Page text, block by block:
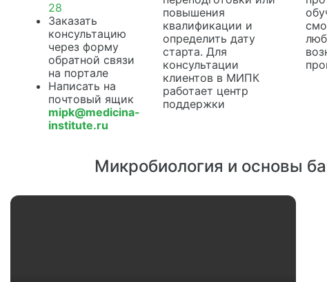
28
Заказать
консультацию
через форму
обратной связи
на портале
Написать на
почтовый ящик
mipk@medicina-
institute.ru
повышения
квалификации и
определить дату
старта. Для
консультации
клиентов в МИПК
работает центр
поддержки
Микробиология и основы